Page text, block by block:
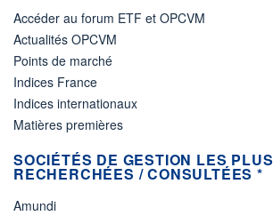
Accéder au forum ETF et OPCVM
Actualités OPCVM
Points de marché
Indices France
Indices internationaux
Matières premières
SOCIÉTÉS DE GESTION LES PLUS
RECHERCHÉES / CONSULTÉES *
Amundi